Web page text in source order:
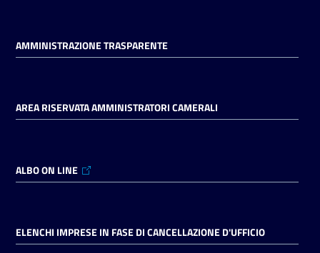
in
digitale
on line
AMMINISTRAZIONE TRASPARENTE
AREA RISERVATA AMMINISTRATORI CAMERALI
ALBO ON LINE
ELENCHI IMPRESE IN FASE DI CANCELLAZIONE D'UFFICIO